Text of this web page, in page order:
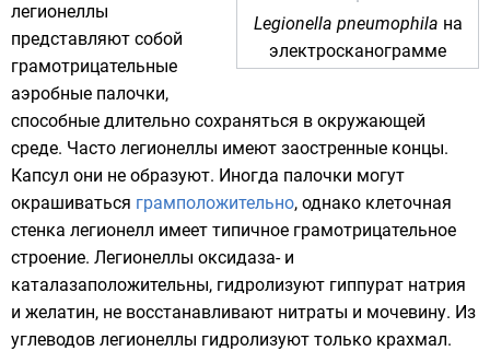
Legionella pneumophila на
электросканограмме
легионеллы
представляют собой
грамотрицательные
аэробные палочки,
способные длительно сохраняться в окружающей
среде. Часто легионеллы имеют заостренные концы.
Капсул они не образуют. Иногда палочки могут
окрашиваться грамположительно, однако клеточная
стенка легионелл имеет типичное грамотрицательное
строение. Легионеллы оксидаза- и
каталазаположительны, гидролизуют гиппурат натрия
и желатин, не восстанавливают нитраты и мочевину. Из
углеводов легионеллы гидролизуют только крахмал.